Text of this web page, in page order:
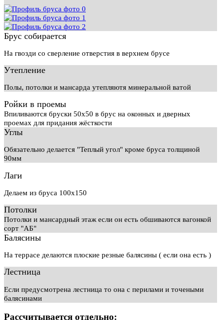
Брус собирается
На гвозди со сверление отверстия в верхнем брусе
Утепление
Полы, потолки и мансарда утепляютя минеральной ватой
Ройки в проемы
Впиливаются бруски 50х50 в брус на оконных и дверных
проемах для придания жёсткости
Углы
Обязательно делается "Теплый угол" кроме бруса толщиной
90мм
Лаги
Делаем из бруса 100х150
Потолки
Потолки и мансардный этаж если он есть обшиваются вагонкой
сорт "АБ"
Балясины
На террасе делаются плоские резные балясины ( если она есть )
Лестница
Если предусмотрена лестница то она с перилами и точеными
балясинами
Рассчитывается отдельно: